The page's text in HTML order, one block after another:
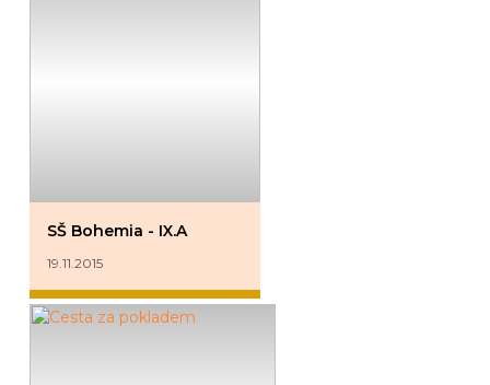
SŠ Bohemia - IX.A
19.11.2015